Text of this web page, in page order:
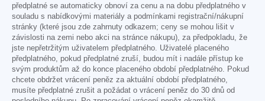
předplatné se automaticky obnoví za cenu a na dobu předplatného v
souladu s nabídkovými materiály a podmínkami registrační/nákupní
stránky (které jsou zde zahrnuty odkazem; ceny se mohou lišit v
závislosti na zemi nebo akci na stránce nákupu), za předpokladu, že
jste nepřetržitým uživatelem předplatného. Uživatelé placeného
předplatného, pokud předplatné zruší, budou mít i nadále přístup ke
svým produktům až do konce placeného období předplatného. Pokud
chcete obdržet vrácení peněz za aktuální období předplatného,
musíte předplatné zrušit a požádat o vrácení peněz do 30 dnů od